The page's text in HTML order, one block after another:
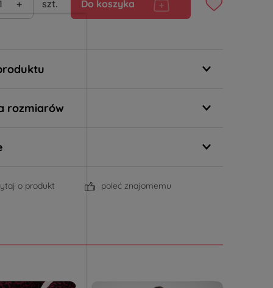
+ szt. Do koszyka
rozmiarów
o produkt poleć znajomemu